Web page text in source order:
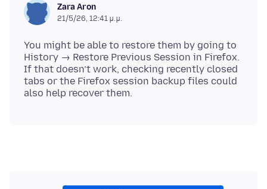
Zara Aron
21/5/26, 12:41 μ.μ.
You might be able to restore them by going to
History → Restore Previous Session in Firefox.
If that doesn’t work, checking recently closed
tabs or the Firefox session backup files could